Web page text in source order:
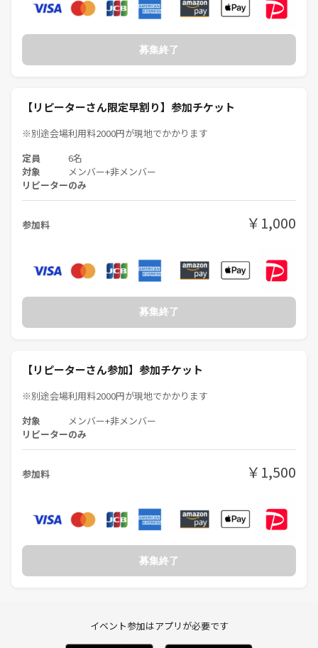
募集終了
【リピーターさん限定早割り】参加チケット
※別途会場利用料2000円が現地でかかります
定員 6名
対象 メンバー+非メンバー
リピーターのみ
参加料 ￥1,000
募集終了
【リピーターさん参加】参加チケット
※別途会場利用料2000円が現地でかかります
対象 メンバー+非メンバー
リピーターのみ
参加料 ￥1,500
募集終了
イベント参加はアプリが必要です